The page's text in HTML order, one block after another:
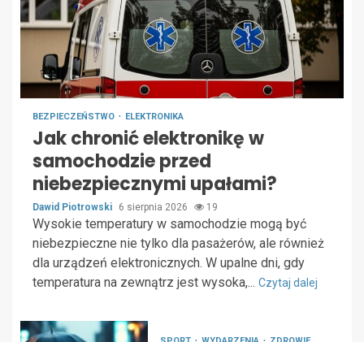
BEZPIECZEŃSTWO ELEKTRONIKA
Jak chronić elektronikę w
samochodzie przed
niebezpiecznymi upałami?
Dawid Piotrowski 6 sierpnia 2026 19
Wysokie temperatury w samochodzie mogą być
niebezpieczne nie tylko dla pasażerów, ale również
dla urządzeń elektronicznych. W upalne dni, gdy
temperatura na zewnątrz jest wysoka,... Czytaj dalej